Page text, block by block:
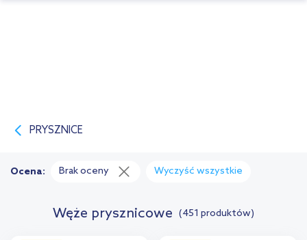
PRYSZNICE
Węże prysznicowe (451 produktów)
Ocena: Brak oceny Wyczyść wszystkie